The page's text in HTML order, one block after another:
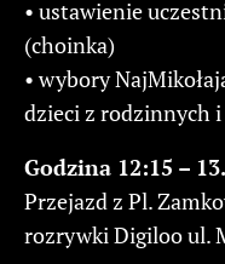
• ustawienie
(choinka)
• wybory
dzieci z rodzinnych
Godzina 12:15 –
Przejazd z Pl.
rozrywki Digiloo ul.